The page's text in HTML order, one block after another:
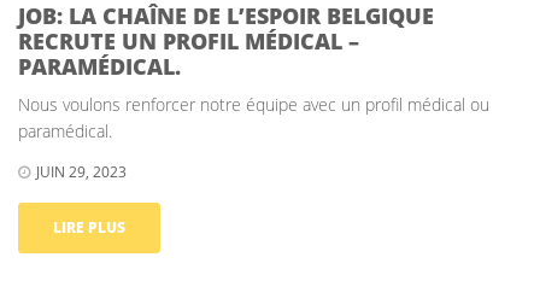
JOB: LA CHAÎNE DE L’ESPOIR BELGIQUE
RECRUTE UN PROFIL MÉDICAL –
PARAMÉDICAL.
Nous voulons renforcer notre équipe avec un profil médical ou
paramédical.
JUIN 29, 2023
LIRE PLUS